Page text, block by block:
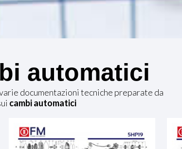
automatici
documentazioni tecniche preparate da
cambi automatici